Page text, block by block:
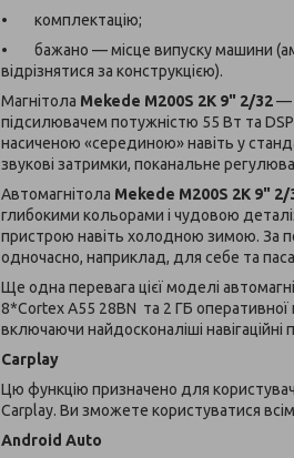
• комплектацію;
• бажано — місце випуску машини
відрізнятися за конструкцією).
Магнітола Mekede M200S 2K 9" 2/32—
підсилювачем потужністю 55 Вт та
насиченою «серединою» навіть у
звукові затримки, поканальне
Автомагнітола Mekede M200S 2K 9" 2/
глибокими кольорами і чудовою
пристрою навіть холодною зимою. За
одночасно, наприклад, для себе та
Ще одна перевага цієї моделі
8*Cortex A55 28BN та 2 ГБ оперативної
включаючи найдосконаліші навігаційні
Carplay
Цю функцію призначено для
Carplay. Ви зможете користуватися
Android Auto